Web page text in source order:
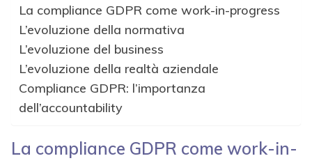
La compliance GDPR come work-in-progress
L’evoluzione della normativa
L’evoluzione del business
L’evoluzione della realtà aziendale
Compliance GDPR: l’importanza
dell’accountability
La compliance GDPR come work-in-